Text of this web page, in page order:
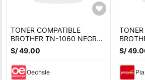
TONER COMPATIBLE
BROTHER TN-1060 NEGRO
1,000 PAGINAS HL-1202 /
1212W
S/ 49.00
Oechsle
1,000
1212W
S/